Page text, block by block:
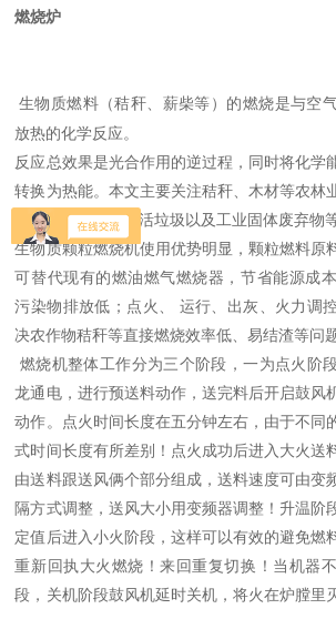
燃烧炉
生物质燃料（秸秆、薪柴等）的燃烧是与空
放热的化学反应。
反应总效果是光合作用的逆过程，同时将化学
转换为热能。本文主要关注秸秆、木材等农林
接燃烧技术，而牛活垃圾以及工业固体废弃物
生物质颗粒燃烧机使用优势明显，颗粒燃料原
可替代现有的燃油燃气燃烧器，节省能源成
污染物排放低；点火、 运行、出灰、火力调
决农作物秸秆等直接燃烧效率低、易结渣等问题
燃烧机整体工作分为三个阶段，一为点火阶
龙通电，进行预送料动作，送完料后开启鼓风
动作。点火时间长度在五分钟左右，由于不同
式时间长度有所差别！点火成功后进入大火送
由送料跟送风俩个部分组成，送料速度可由变
隔方式调整，送风大小用变频器调整！升温阶
定值后进入小火阶段，这样可以有效的避免燃
重新回执大火燃烧！来回重复切换！当机器
段，关机阶段鼓风机延时关机，将火在炉膛里